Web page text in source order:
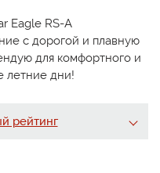
Eagle RS-A
с дорогой и плавную
для комфортного и
летние дни!
рейтинг